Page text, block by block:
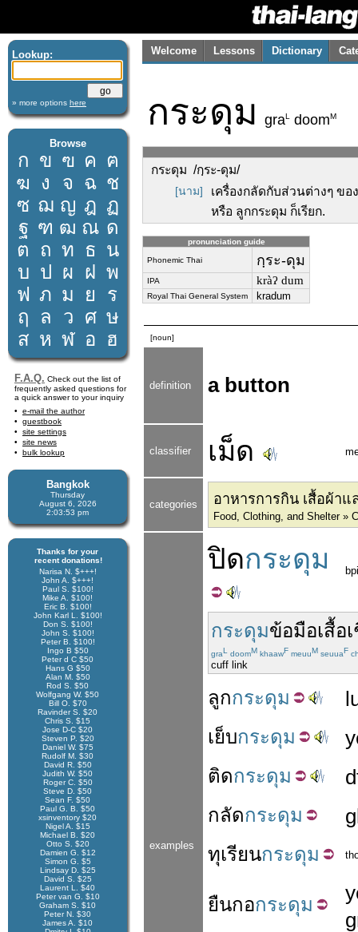
Lookup:
» more options here
Browse
ก ข ฃ ค ฅ
ฆ ง จ ฉ ช
ซ ฌ ญ ฎ ฏ
ฐ ฑ ฒ ณ ด
ต ถ ท ธ น
บ ป ผ ฝ พ
ฟ ภ ม ย
ร
ฤ
ล ว ศ ษ
ส ห ฬ อ ฮ
F.A.Q. Check out the list of
frequently asked questions for
a quick answer to your inquiry
e-mail the author
guestbook
site settings
site news
bulk lookup
Bangkok
Thursday
August 6, 2026
2:03:54 pm
Thanks for your
recent donations!
Narisa N. $+++!
John A. $+++!
Paul S. $100!
Mike A. $100!
Eric B. $100!
John Karl L. $100!
Don S. $100!
John S. $100!
Peter B. $100!
Ingo B $50
Peter d C $50
Hans G $50
Alan M. $50
Rod S. $50
Wolfgang W. $50
Bill O. $70
Ravinder S. $20
Chris S. $15
Jose D-C $20
Steven P. $20
Daniel W. $75
Rudolf M. $30
David R. $50
Judith W. $50
Roger C. $50
Steve D. $50
Sean F. $50
Paul G. B. $50
xsinventory $20
Nigel A. $15
Michael B. $20
Otto S. $20
Damien G. $12
Simon G. $5
Lindsay D. $25
David S. $25
Laurent L. $40
Peter van G. $10
Graham S. $10
Peter N. $30
James A. $10
Welcome Lessons Dictionary
กระดุม graL doomM
กระดุม /กฺระ-ดุม/
[นาม]
เครื่องกลัดกับส่วนต่างๆ ข
หรือ ลูกกระดุม ก็เรียก.
pronunciation guide
Phonemic Thai กฺระ-ดุม
IPA kràʔ dum
Royal Thai General System kradum
[noun]
definition a button
classifier เม็ด
categories อาหารการกิน เสื้อผ้าแ
Food, Clothing, and Shelter »
examples
ปิดกระดุม
กระดุมข้อมือเสื้อ
graL doomM khaawF meuuM seuuaF
cuff link
ลูกกระดุม
เย็บกระดุม
ติดกระดุม
กลัดกระดุม
ทุเรียนกระดุม
ยืนกอกระดุม